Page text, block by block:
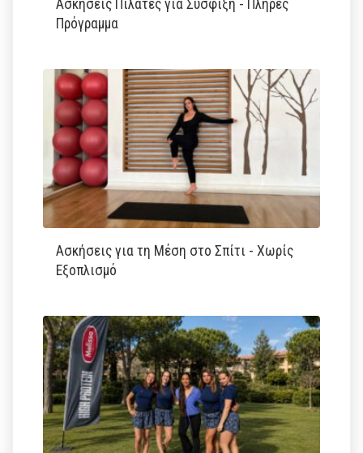
Ασκήσεις Πιλάτες για Σύσφιξη - Πλήρες
Πρόγραμμα
Ασκήσεις για τη Μέση στο Σπίτι - Χωρίς
Εξοπλισμό